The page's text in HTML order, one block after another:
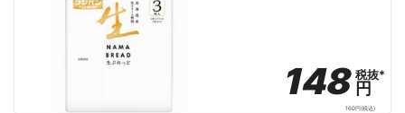
148
148税抜*
税抜*
円
円
160円(税込)